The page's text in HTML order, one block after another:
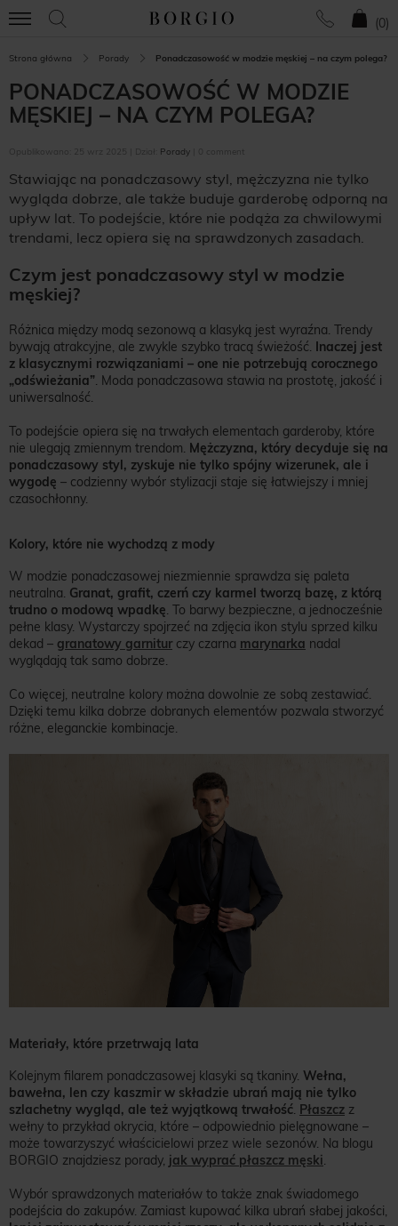
(0)
Strona główna Porady Ponadczasowość w modzie męskiej – na czym polega?
PONADCZASOWOŚĆ W MODZIE
MĘSKIEJ – NA CZYM POLEGA?
Opublikowano: 25 wrz 2025 | Dział: Porady | 0 comment
Stawiając na ponadczasowy styl, mężczyzna nie tylko
wygląda dobrze, ale także buduje garderobę odporną na
upływ lat. To podejście, które nie podąża za chwilowymi
trendami, lecz opiera się na sprawdzonych zasadach.
Czym jest ponadczasowy styl w modzie
męskiej?
Różnica między modą sezonową a klasyką jest wyraźna. Trendy
bywają atrakcyjne, ale zwykle szybko tracą świeżość. Inaczej jest
z klasycznymi rozwiązaniami – one nie potrzebują corocznego
„odświeżania”. Moda ponadczasowa stawia na prostotę, jakość i
uniwersalność.
To podejście opiera się na trwałych elementach garderoby, które
nie ulegają zmiennym trendom. Mężczyzna, który decyduje się na
ponadczasowy styl, zyskuje nie tylko spójny wizerunek, ale i
wygodę – codzienny wybór stylizacji staje się łatwiejszy i mniej
czasochłonny.
Kolory, które nie wychodzą z mody
W modzie ponadczasowej niezmiennie sprawdza się paleta
neutralna. Granat, grafit, czerń czy karmel tworzą bazę, z którą
trudno o modową wpadkę. To barwy bezpieczne, a jednocześnie
pełne klasy. Wystarczy spojrzeć na zdjęcia ikon stylu sprzed kilku
dekad – granatowy garnitur czy czarna marynarka nadal
wyglądają tak samo dobrze.
Co więcej, neutralne kolory można dowolnie ze sobą zestawiać.
Dzięki temu kilka dobrze dobranych elementów pozwala stworzyć
różne, eleganckie kombinacje.
Materiały, które przetrwają lata
Kolejnym filarem ponadczasowej klasyki są tkaniny. Wełna,
bawełna, len czy kaszmir w składzie ubrań mają nie tylko
szlachetny wygląd, ale też wyjątkową trwałość. Płaszcz z
wełny to przykład okrycia, które – odpowiednio pielęgnowane –
może towarzyszyć właścicielowi przez wiele sezonów. Na blogu
BORGIO znajdziesz porady, jak wyprać płaszcz męski.
Wybór sprawdzonych materiałów to także znak świadomego
podejścia do zakupów. Zamiast kupować kilka ubrań słabej jakości,